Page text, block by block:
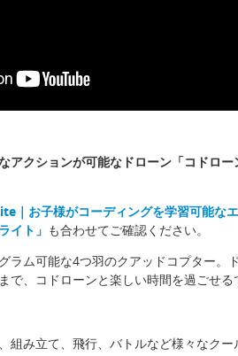
アクションが可能なドローン「コドロ
｜お子様がコーディングを学習可能な
イト」 も合わせてご確認ください。
ラム可能な4つ羽のクアッドコプター。
で、コドローンと楽しい時間を過ごせる
組み立て、飛行、バトルなど様々なク